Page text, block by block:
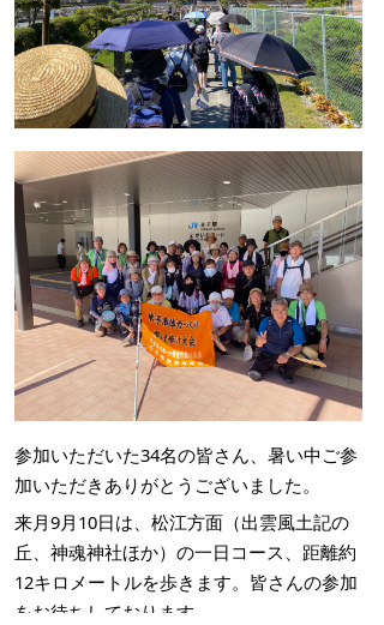
参加いただいた34名の皆さん、暑い中ご参
加いただきありがとうございました。
来月9月10日は、松江方面（出雲風土記の
丘、神魂神社ほか）の一日コース、距離約
12キロメートルを歩きます。皆さんの参加
をお待ちしております。